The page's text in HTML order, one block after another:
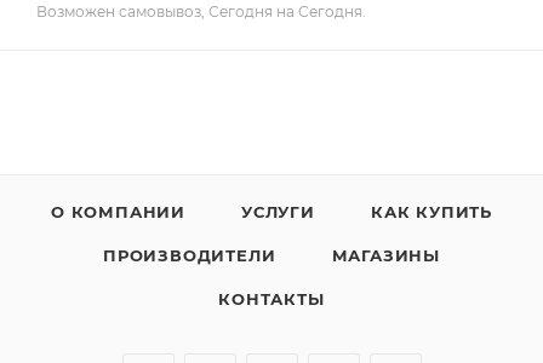
Возможен самовывоз, Сегодня на Сегодня.
О КОМПАНИИ УСЛУГИ КАК КУПИТЬ
ПРОИЗВОДИТЕЛИ МАГАЗИНЫ
КОНТАКТЫ